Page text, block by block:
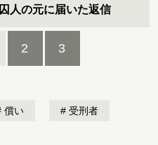
囚人の元に届いた返信
2 3
償い 受刑者